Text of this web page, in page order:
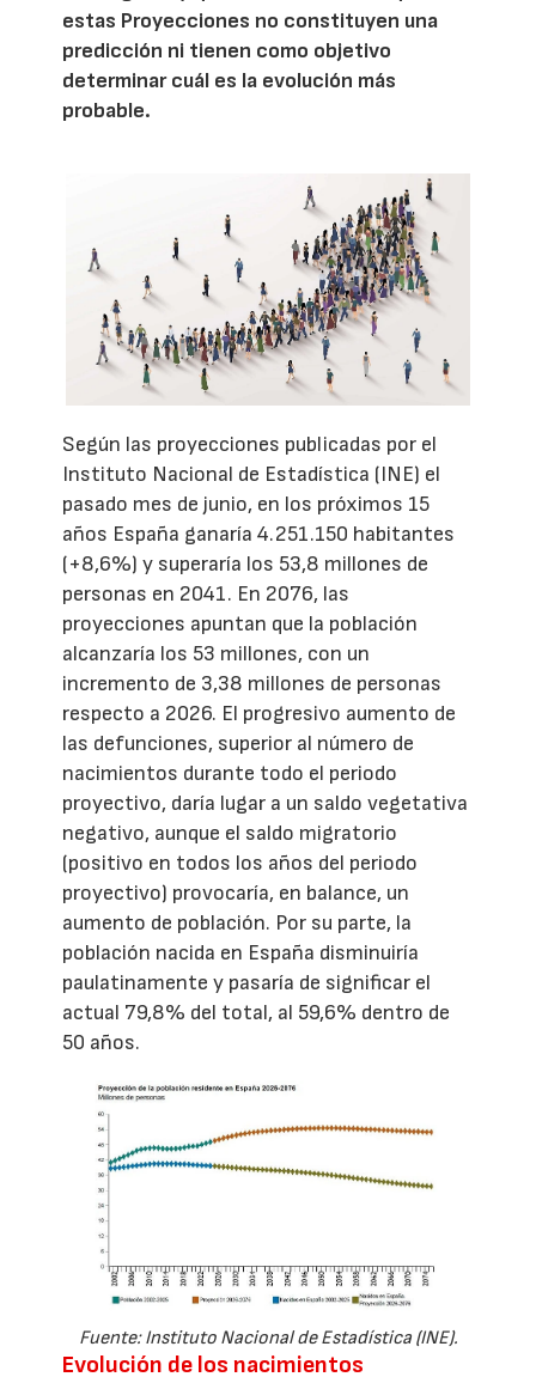
estas Proyecciones no constituyen una
predicción ni tienen como objetivo
determinar cuál es la evolución más
probable.
Según las proyecciones publicadas por el
Instituto Nacional de Estadística (INE) el
pasado mes de junio, en los próximos 15
años España ganaría 4.251.150 habitantes
(+8,6%) y superaría los 53,8 millones de
personas en 2041. En 2076, las
proyecciones apuntan que la población
alcanzaría los 53 millones, con un
incremento de 3,38 millones de personas
respecto a 2026. El progresivo aumento de
las defunciones, superior al número de
nacimientos durante todo el periodo
proyectivo, daría lugar a un saldo vegetativa
negativo, aunque el saldo migratorio
(positivo en todos los años del periodo
proyectivo) provocaría, en balance, un
aumento de población. Por su parte, la
población nacida en España disminuiría
paulatinamente y pasaría de significar el
actual 79,8% del total, al 59,6% dentro de
50 años.
Fuente: Instituto Nacional de Estadística (INE).
Evolución de los nacimientos